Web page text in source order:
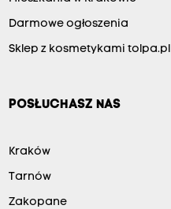
Darmowe ogłoszenia
Sklep z kosmetykami tolpa.pl
POSŁUCHASZ NAS
Kraków
Tarnów
Zakopane